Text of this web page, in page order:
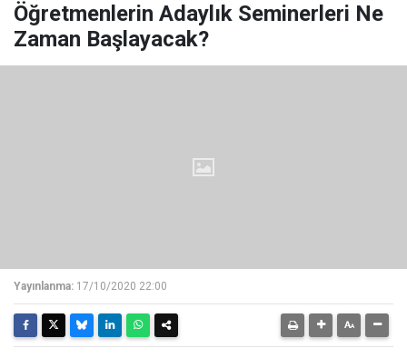
Öğretmenlerin Adaylık Seminerleri Ne
Zaman Başlayacak?
Yayınlanma: 17/10/2020 22:00